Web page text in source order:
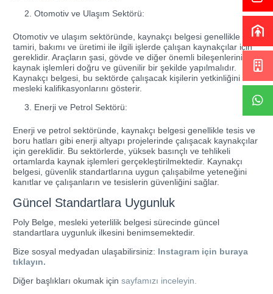
Otomotiv ve Ulaşım Sektörü:
Otomotiv ve ulaşım sektöründe, kaynakçı belgesi genellikle araç
tamiri, bakımı ve üretimi ile ilgili işlerde çalışan kaynakçılar için
gereklidir. Araçların şasi, gövde ve diğer önemli bileşenlerinin
kaynak işlemleri doğru ve güvenilir bir şekilde yapılmalıdır.
Kaynakçı belgesi, bu sektörde çalışacak kişilerin yetkinliğini ve
mesleki kalifikasyonlarını gösterir.
Enerji ve Petrol Sektörü:
Enerji ve petrol sektöründe, kaynakçı belgesi genellikle tesis ve
boru hatları gibi enerji altyapı projelerinde çalışacak kaynakçılar
için gereklidir. Bu sektörlerde, yüksek basınçlı ve tehlikeli
ortamlarda kaynak işlemleri gerçekleştirilmektedir. Kaynakçı
belgesi, güvenlik standartlarına uygun çalışabilme yeteneğini
kanıtlar ve çalışanların ve tesislerin güvenliğini sağlar.
Güncel Standartlara Uygunluk
Poly Belge, mesleki yeterlilik belgesi sürecinde güncel
standartlara uygunluk ilkesini benimsemektedir.
Bize sosyal medyadan ulaşabilirsiniz: Instagram için buraya
tıklayın.
Diğer başlıkları okumak için sayfamızı inceleyin.